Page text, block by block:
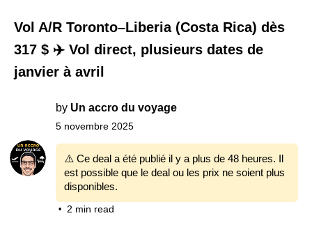
Vol A/R Toronto–Liberia (Costa Rica) dès
317 $ ✈️ Vol direct, plusieurs dates de
janvier à avril
by Un accro du voyage
5 novembre 2025
⚠️ Ce deal a été publié il y a plus de 48 heures. Il
est possible que le deal ou les prix ne soient plus
disponibles.
• 2 min read